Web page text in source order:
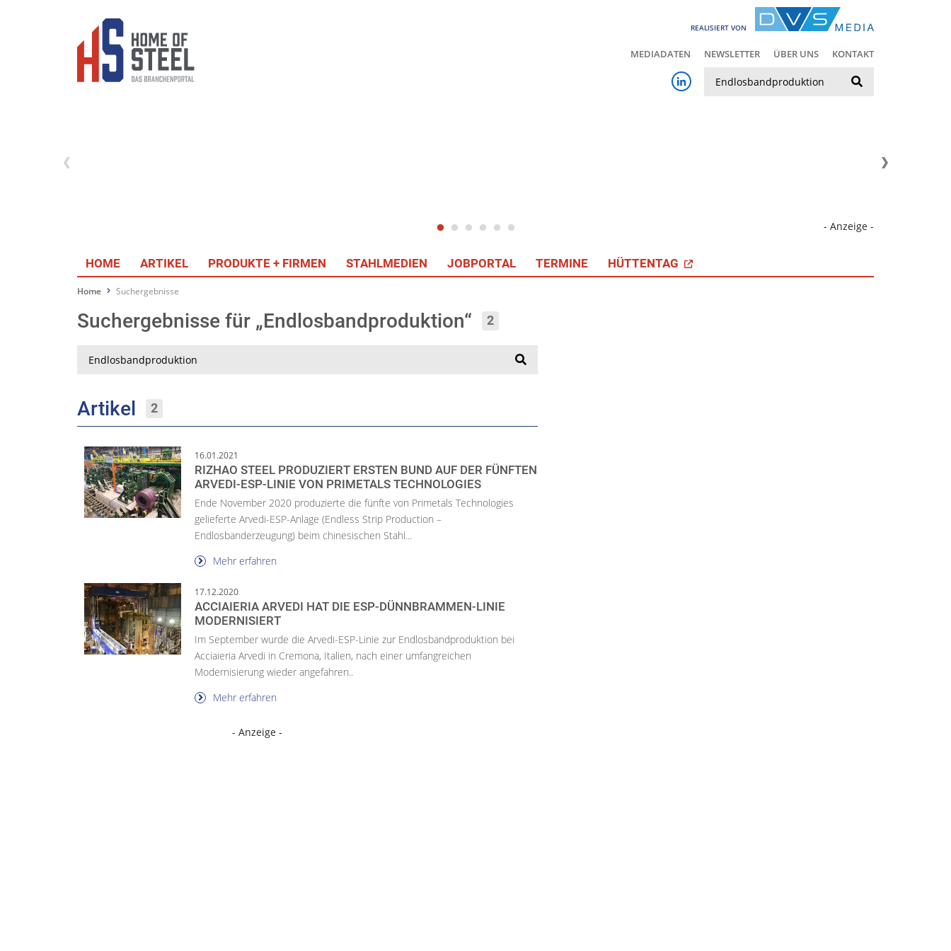
REALISIERT VON
MEDIADATEN NEWSLETTER ÜBER UNS KONTAKT
- Anzeige -
HOME ARTIKEL PRODUKTE + FIRMEN STAHLMEDIEN JOBPORTAL TERMINE HÜTTENTAG
Home Suchergebnisse
Suchergebnisse für „Endlosbandproduktion“ 2
Artikel 2
16.01.2021
RIZHAO STEEL PRODUZIERT ERSTEN BUND AUF DER FÜNFTEN
ARVEDI-ESP-LINIE VON PRIMETALS TECHNOLOGIES
Ende November 2020 produzierte die fünfte von Primetals Technologies
gelieferte Arvedi-ESP-Anlage (Endless Strip Production –
Endlosbanderzeugung) beim chinesischen Stahl...
Mehr erfahren
17.12.2020
ACCIAIERIA ARVEDI HAT DIE ESP-DÜNNBRAMMEN-LINIE
MODERNISIERT
Im September wurde die Arvedi-ESP-Linie zur Endlosbandproduktion bei
Acciaieria Arvedi in Cremona, Italien, nach einer umfangreichen
Modernisierung wieder angefahren..
Mehr erfahren
- Anzeige -